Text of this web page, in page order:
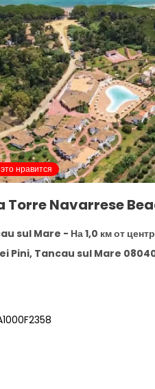
нравится
Torre Navarrese
sul Mare - На 1,0 км от
Pini, Tancau sul Mare